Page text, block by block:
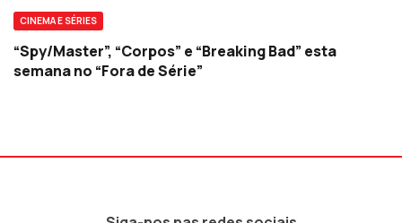
CINEMA E SÉRIES
“Spy/Master”, “Corpos” e “Breaking Bad” esta
semana no “Fora de Série”